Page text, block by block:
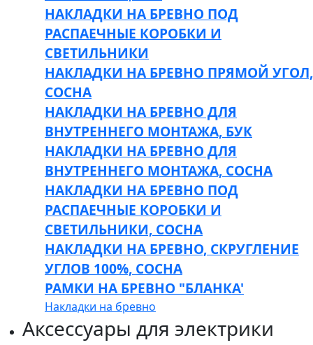
НАКЛАДКИ НА БРЕВНО ПОД
РАСПАЕЧНЫЕ КОРОБКИ И
СВЕТИЛЬНИКИ
НАКЛАДКИ НА БРЕВНО ПРЯМОЙ УГОЛ,
СОСНА
НАКЛАДКИ НА БРЕВНО ДЛЯ
ВНУТРЕННЕГО МОНТАЖА, БУК
НАКЛАДКИ НА БРЕВНО ДЛЯ
ВНУТРЕННЕГО МОНТАЖА, СОСНА
НАКЛАДКИ НА БРЕВНО ПОД
РАСПАЕЧНЫЕ КОРОБКИ И
СВЕТИЛЬНИКИ, СОСНА
НАКЛАДКИ НА БРЕВНО, СКРУГЛЕНИЕ
УГЛОВ 100%, СОСНА
РАМКИ НА БРЕВНО "БЛАНКА'
Накладки на бревно
Аксессуары для электрики